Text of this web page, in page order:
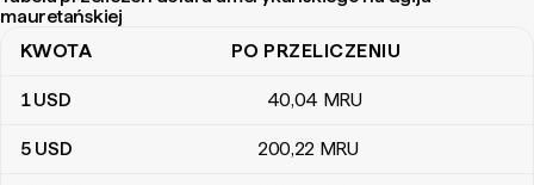
mauretańskiej
Tabela przeliczeń dolara amerykańskiego na ugija mauretańskiej
KWOTA PO PRZELICZENIU
1USD 40,04 MRU
5 USD 200,22 MRU